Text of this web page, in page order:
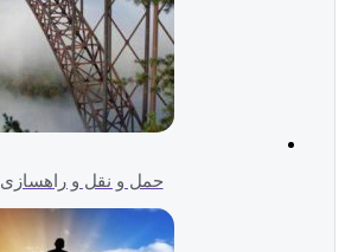
حمل و نقل و راهسازی